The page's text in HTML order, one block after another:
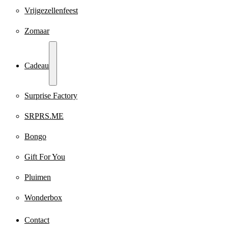
Vrijgezellenfeest
Zomaar
Cadeau
Surprise Factory
SRPRS.ME
Bongo
Gift For You
Pluimen
Wonderbox
Contact